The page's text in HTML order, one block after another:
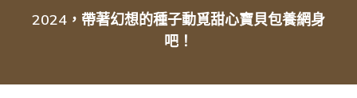
2024，帶著幻想的種子動覓甜心寶貝包養網身
吧！